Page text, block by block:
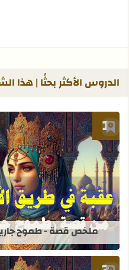
الدروس الأكثر بحثًا | هذا
أضف إلى العلامات المرجعية
ملخص قصة - طموح جارية